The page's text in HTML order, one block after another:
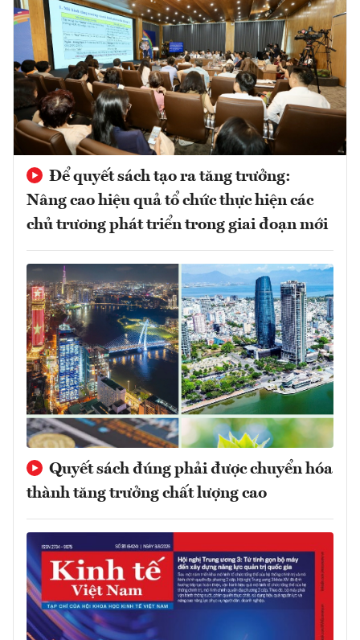
Để quyết sách tạo ra tăng trưởng:
Nâng cao hiệu quả tổ chức thực hiện các
chủ trương phát triển trong giai đoạn mới
Quyết sách đúng phải được chuyển hóa
thành tăng trưởng chất lượng cao